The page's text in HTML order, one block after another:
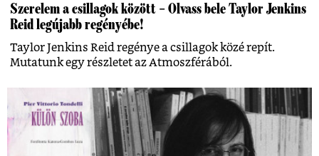
Szerelem a csillagok között – Olvass bele Taylor Jenkins
Reid legújabb regényébe!
Taylor Jenkins Reid regénye a csillagok közé repít.
Mutatunk egy részletet az Atmoszférából.